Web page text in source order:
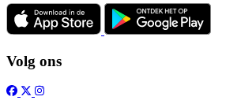
Volg ons